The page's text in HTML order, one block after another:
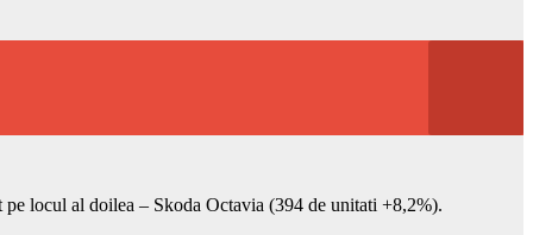
pe locul al doilea – Skoda Octavia (394 de unitati +8,2%).